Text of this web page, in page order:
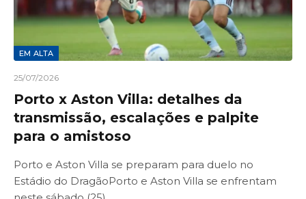
EM ALTA
25/07/2026
Porto x Aston Villa: detalhes da
transmissão, escalações e palpite
para o amistoso
Porto e Aston Villa se preparam para duelo no
Estádio do DragãoPorto e Aston Villa se enfrentam